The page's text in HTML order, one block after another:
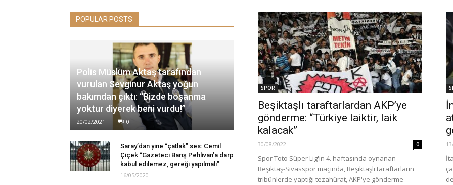
SPOR
Beşiktaşlı taraftarlardan AKP’ye
gönderme: “Türkiye laiktir, laik
kalacak”
30/08/2022 0
Spor Toto Süper Lig'in 4. haftasında oynanan
Beşiktaş-Sivasspor maçında, Beşiktaşlı taraftarların
tribünlerde yaptığı tezahürat, AKP'ye gönderme
POPULAR POSTS
Polis Müslüm Aktaş tarafından
vurulan Sevginur Aktaş yoğun
bakımdan çıktı: “Bizde boşanma
yoktur diyerek beni vurdu!”
20/02/2021 0
Saray’dan yine “çatlak” ses: Cemil
Çiçek “Gazeteci Barış Pehlivan’a darp
kabul edilemez, gereği yapılmalı”
16/05/2020